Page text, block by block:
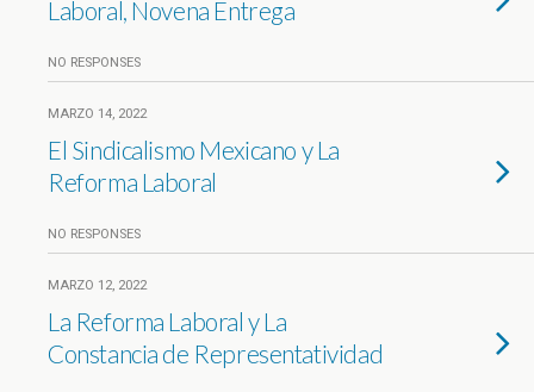
Laboral, Novena Entrega
NO RESPONSES
MARZO 14, 2022
El Sindicalismo Mexicano y La
Reforma Laboral
NO RESPONSES
MARZO 12, 2022
La Reforma Laboral y La
Constancia de Representatividad